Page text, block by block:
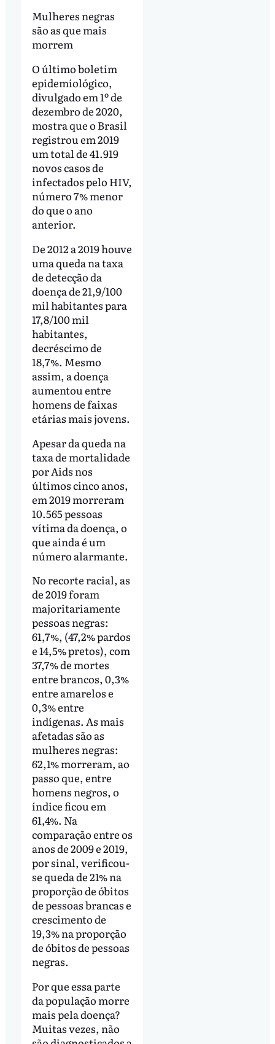
Mulheres negras
são as que mais
morrem
O último boletim
epidemiológico,
divulgado em 1º de
dezembro de 2020,
mostra que o Brasil
registrou em 2019
um total de 41.919
novos casos de
infectados pelo HIV,
número 7% menor
do que o ano
anterior.
De 2012 a 2019 houve
uma queda na taxa
de detecção da
doença de 21,9/100
mil habitantes para
17,8/100 mil
habitantes,
decréscimo de
18,7%. Mesmo
assim, a doença
aumentou entre
homens de faixas
etárias mais jovens.
Apesar da queda na
taxa de mortalidade
por Aids nos
últimos cinco anos,
em 2019 morreram
10.565 pessoas
vítima da doença, o
que ainda é um
número alarmante.
No recorte racial, as
de 2019 foram
majoritariamente
pessoas negras:
61,7%, (47,2% pardos
e 14,5% pretos), com
37,7% de mortes
entre brancos, 0,3%
entre amarelos e
0,3% entre
indígenas. As mais
afetadas são as
mulheres negras:
62,1% morreram, ao
passo que, entre
homens negros, o
índice ficou em
61,4%. Na
comparação entre os
anos de 2009 e 2019,
por sinal, verificou-
se queda de 21% na
proporção de óbitos
de pessoas brancas e
crescimento de
19,3% na proporção
de óbitos de pessoas
negras.
Por que essa parte
da população morre
mais pela doença?
Muitas vezes, não